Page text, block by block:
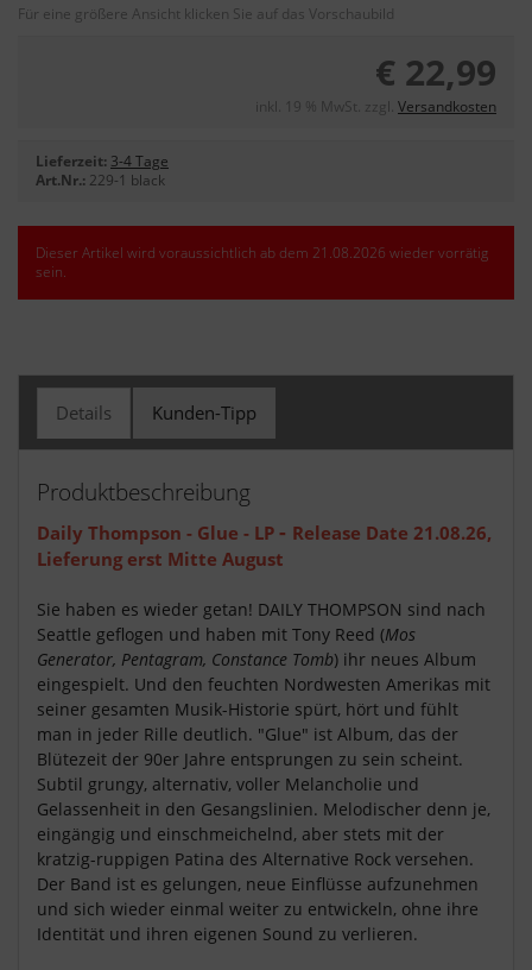
Für eine größere Ansicht klicken Sie auf das Vorschaubild
€ 22,99
inkl. 19 % MwSt. zzgl. Versandkosten
Lieferzeit: 3-4 Tage
Art.Nr.: 229-1 black
Dieser Artikel wird voraussichtlich ab dem 21.08.2026 wieder vorrätig
sein.
Details Kunden-Tipp
Produktbeschreibung
Daily Thompson - Glue - LP - Release Date 21.08.26,
Lieferung erst Mitte August
Sie haben es wieder getan! DAILY THOMPSON sind nach
Seattle geflogen und haben mit Tony Reed (Mos
Generator, Pentagram, Constance Tomb) ihr neues Album
eingespielt. Und den feuchten Nordwesten Amerikas mit
seiner gesamten Musik-Historie spürt, hört und fühlt
man in jeder Rille deutlich. "Glue" ist Album, das der
Blütezeit der 90er Jahre entsprungen zu sein scheint.
Subtil grungy, alternativ, voller Melancholie und
Gelassenheit in den Gesangslinien. Melodischer denn je,
eingängig und einschmeichelnd, aber stets mit der
kratzig-ruppigen Patina des Alternative Rock versehen.
Der Band ist es gelungen, neue Einflüsse aufzunehmen
und sich wieder einmal weiter zu entwickeln, ohne ihre
Identität und ihren eigenen Sound zu verlieren.